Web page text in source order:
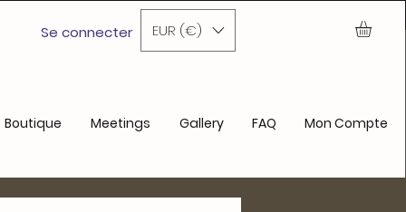
Se connecter EUR (€)
Boutique Meetings Gallery FAQ Mon Compte